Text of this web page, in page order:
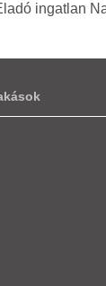
ingatlan